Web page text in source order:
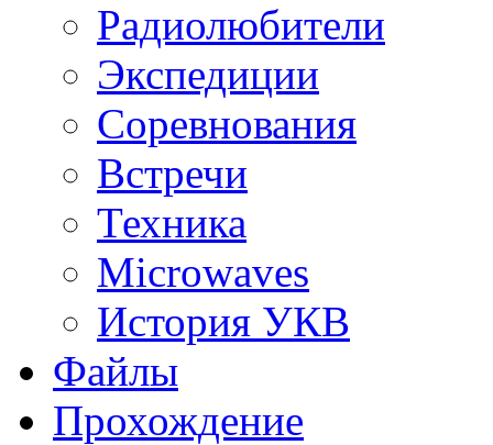
Радиолюбители
Экспедиции
Соревнования
Встречи
Техника
Microwaves
История УКВ
Файлы
Прохождение